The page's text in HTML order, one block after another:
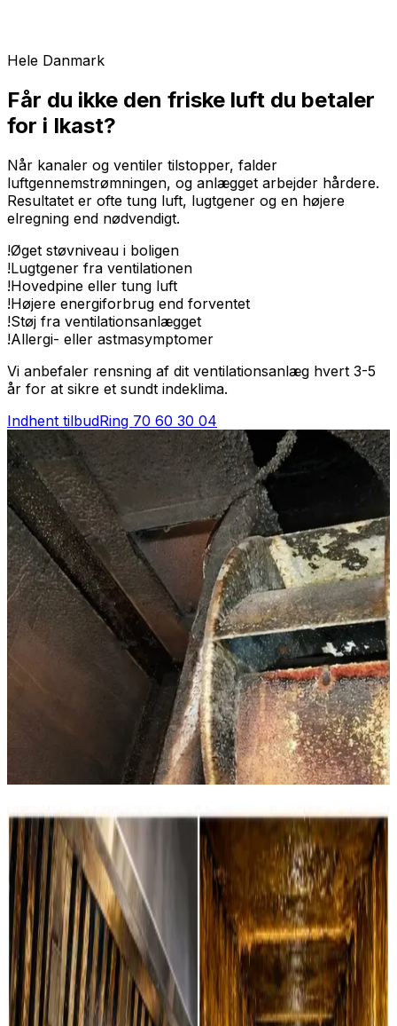
Hele Danmark
Får du ikke den friske luft du betaler
for i Ikast?
Når kanaler og ventiler tilstopper, falder
luftgennemstrømningen, og anlægget arbejder hårdere.
Resultatet er ofte tung luft, lugtgener og en højere
elregning end nødvendigt.
!Øget støvniveau i boligen
!Lugtgener fra ventilationen
!Hovedpine eller tung luft
!Højere energiforbrug end forventet
!Støj fra ventilationsanlægget
!Allergi- eller astmasymptomer
Vi anbefaler rensning af dit ventilationsanlæg hvert 3-5
år for at sikre et sundt indeklima.
Indhent tilbudRing 70 60 30 04
Vores rens-ydelser i Ikast
Boligventilation
Grundig rensning af ventilationskanaler, ventiler og
aggregater i private boliger i Ikast. Vi servicerer alle
mærker.
Læs mere